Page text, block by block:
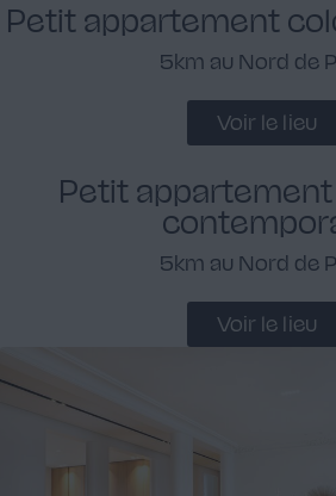
Petit appartement
5km au Nord de
Voir le lieu
Petit
5km au Nord de
Voir le lieu